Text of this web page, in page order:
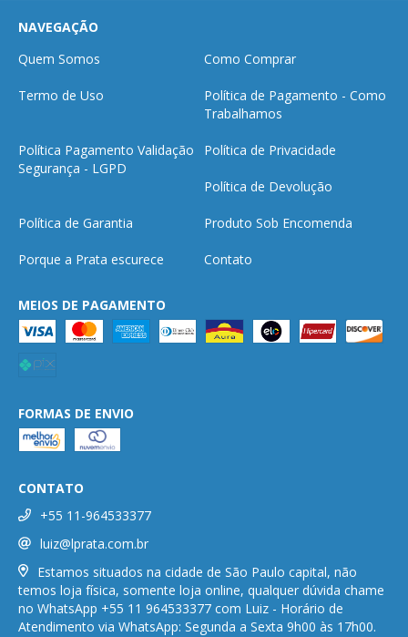
NAVEGAÇÃO
Quem Somos
Como Comprar
Termo de Uso
Política de Pagamento - Como
Trabalhamos
Política Pagamento Validação
Segurança - LGPD
Política de Privacidade
Política de Devolução
Política de Garantia Produto Sob Encomenda
Porque a Prata escurece Contato
MEIOS DE PAGAMENTO
FORMAS DE ENVIO
CONTATO
+55 11-964533377
luiz@lprata.com.br
Estamos situados na cidade de São Paulo capital, não
temos loja física, somente loja online, qualquer dúvida chame
no WhatsApp +55 11 964533377 com Luiz - Horário de
Atendimento via WhatsApp: Segunda a Sexta 9h00 às 17h00.